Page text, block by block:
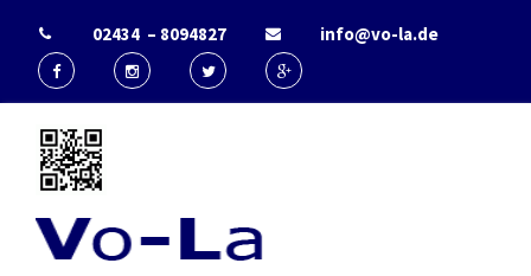
02434 – 8094827 info@vo-la.de